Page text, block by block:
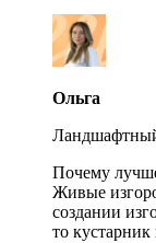
Ольга
Почему
Живые
создании
то